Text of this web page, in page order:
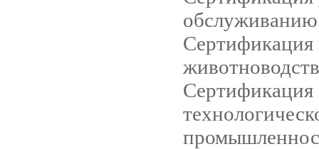
обслуживанию
Сертификация